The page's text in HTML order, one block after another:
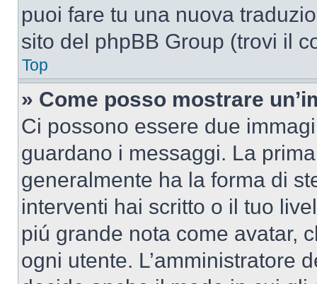
puoi fare tu una nuova
sito del phpBB Group (trovi il
Top
» Come posso mostrare
Ci possono essere due
guardano i messaggi. La
generalmente ha la forma di
interventi hai scritto o il tuo
piú grande nota come avatar,
ogni utente. L’amministratore